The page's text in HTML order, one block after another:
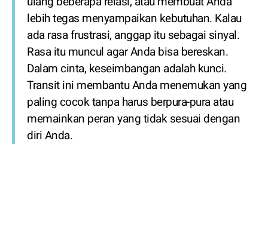
lebih tegas menyampaikan kebutuhan. Kalau
ada rasa frustrasi, anggap itu sebagai sinyal.
Rasa itu muncul agar Anda bisa bereskan.
Dalam cinta, keseimbangan adalah kunci.
Transit ini membantu Anda menemukan yang
paling cocok tanpa harus berpura-pura atau
memainkan peran yang tidak sesuai dengan
diri Anda.